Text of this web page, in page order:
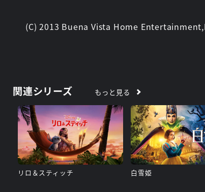
(C) 2013 Buena Vista Home
関連シリーズ もっと見る
リロ＆スティッチ 白雪姫